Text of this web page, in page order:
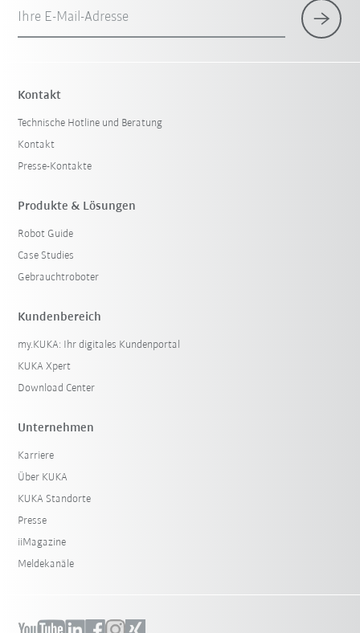
Ihre E-Mail-Adresse
Kontakt
Technische Hotline und Beratung
Kontakt
Presse-Kontakte
Produkte & Lösungen
Robot Guide
Case Studies
Gebrauchtroboter
Kundenbereich
my.KUKA: Ihr digitales Kundenportal
KUKA Xpert
Download Center
Unternehmen
Karriere
Über KUKA
KUKA Standorte
Presse
iiMagazine
Meldekanäle